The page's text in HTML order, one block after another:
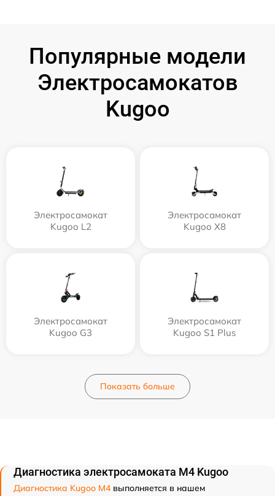
Популярные модели
Электросамокатов
Kugoo
Электросамокат
Kugoo L2
Электросамокат
Kugoo X8
Электросамокат
Kugoo G3
Электросамокат
Kugoo S1 Plus
Показать больше
Диагностика электросамоката M4 Kugoo
Диагностика Kugoo M4 выполняется в нашем